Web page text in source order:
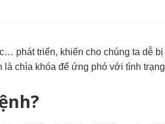
phát triển, khiến cho chúng ta dễ bị
chìa khóa để ứng phó với tình